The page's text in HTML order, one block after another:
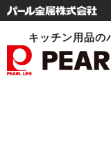
キッチン用品の